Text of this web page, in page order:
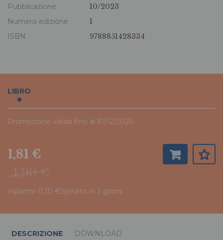
Pubblicazione
10/2023
Numero edizione
1
ISBN
9788851428334
LIBRO
Promozione valida fino al 31/12/2026
1,90 €
1,81 €
risparmi: 0,10 €Spedito in 2 giorni
DESCRIZIONE DOWNLOAD